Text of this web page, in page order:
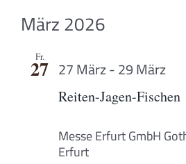
März 2026
Fr.
27
Reiten-Jagen-Fischen
27 März-29 März
Messe Erfurt GmbH
Erfurt